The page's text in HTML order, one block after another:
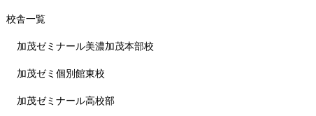
校舎一覧
加茂ゼミナール美濃加茂本部校
加茂ゼミ個別館東校
加茂ゼミナール高校部